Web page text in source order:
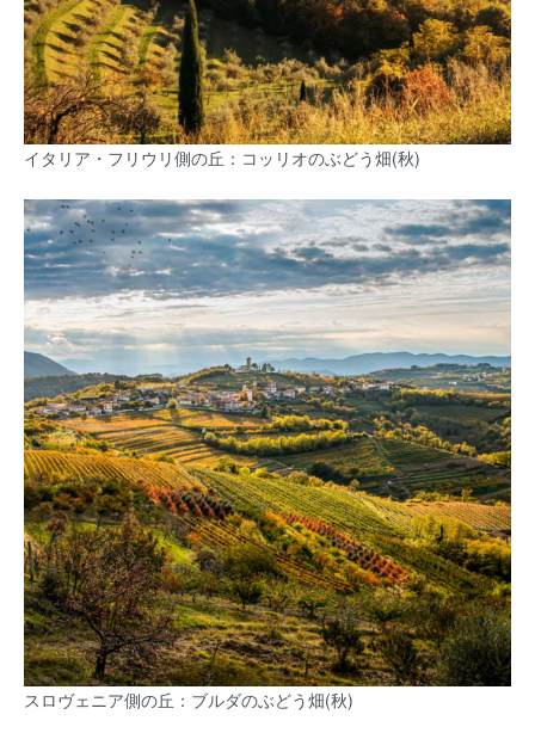
イタリア・フリウリ側の丘：コッリオのぶどう畑(秋)
スロヴェニア側の丘：ブルダのぶどう畑(秋)